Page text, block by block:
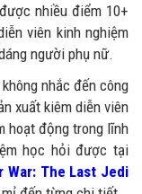
nhiều điểm 10+
viên kinh nghiệm
người phụ nữ.
nhắc đến công
xuất kiêm diễn viên
hoạt động trong lĩnh
học hỏi được tại
War: The Last Jedi